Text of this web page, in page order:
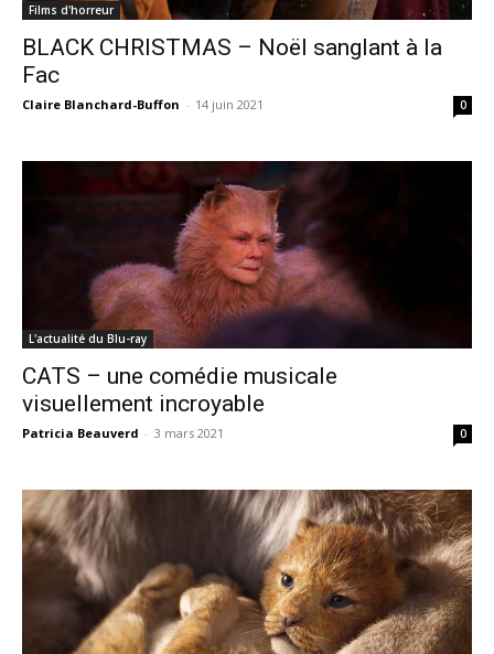
Films d'horreur
BLACK CHRISTMAS – Noël sanglant à la
Fac
Claire Blanchard-Buffon - 14 juin 2021 0
L'actualité du Blu-ray
CATS – une comédie musicale
visuellement incroyable
Patricia Beauverd - 3 mars 2021 0